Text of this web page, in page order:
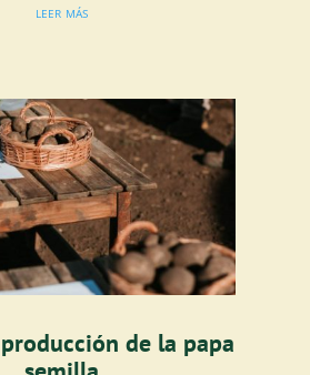
leer más
de la papa